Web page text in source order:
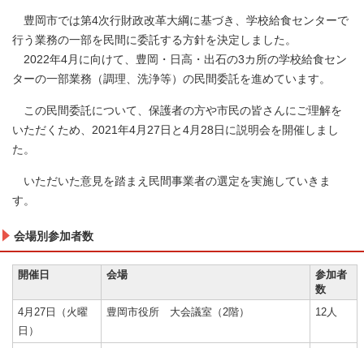
豊岡市では第4次行財政改革大綱に基づき、学校給食センターで
行う業務の一部を民間に委託する方針を決定しました。
2022年4月に向けて、豊岡・日高・出石の3カ所の学校給食セン
ターの一部業務（調理、洗浄等）の民間委託を進めています。
この民間委託について、保護者の方や市民の皆さんにご理解を
いただくため、2021年4月27日と4月28日に説明会を開催しまし
た。
いただいた意見を踏まえ民間事業者の選定を実施していきま
す。
会場別参加者数
開催日 会場
参加者
数
4月27日（火曜
日）
豊岡市役所 大会議室（2階） 12人